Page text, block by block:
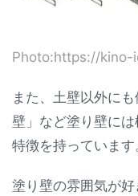
Photo:https://kino-
また、土壁以外に
壁」など塗り壁に
特徴を持っています
塗り壁の雰囲気が